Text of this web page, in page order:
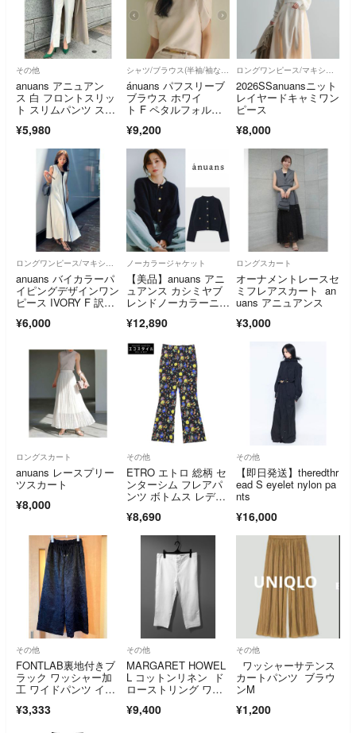
その他
anuans アニュアン
ス 白 フロントスリッ
ト スリムパンツ スト
¥5,980
シャツ/ブラウス(半袖/袖なし)
ánuans パフスリーブ
ブラウス ホワイ
ト F ペタルフォルム
¥9,200
ロングワンピース/マキシワンピース
2026SSanuansニット
レイヤードキャミワン
ピース
¥8,000
ロングワンピース/マキシワンピース
anuans バイカラーパ
イピングデザインワン
ピース IVORY F 訳あ
¥6,000
ノーカラージャケット
【美品】anuans アニ
ュアンス カシミヤブ
レンドノーカラーニッ
ー
¥12,890
ロングスカート
オーナメントレースセ
ミフレアスカート an
uans アニュアンス
¥3,000
ロングスカート
anuans レースプリー
ツスカート
¥8,000
その他
ETRO エトロ 総柄 セ
ンターシム フレアパ
ンツ ボトムス レディ
¥8,690
その他
【即日発送】theredthr
ead S eyelet nylon pa
nts
¥16,000
その他
FONTLAB裏地付きブ
ラック ワッシャー加
工 ワイドパンツ イー
¥3,333
その他
MARGARET HOWEL
L コットンリネン ド
ローストリング ワイ
¥9,400
その他
ワッシャーサテンス
カートパンツ ブラウ
ンM
¥1,200